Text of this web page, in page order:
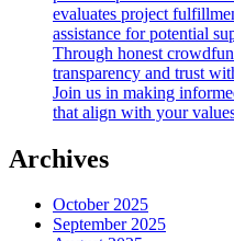
evaluates project
assistance for potential
Through honest
transparency and trust
Join us in making
that align with your
Archives
October 2025
September 2025